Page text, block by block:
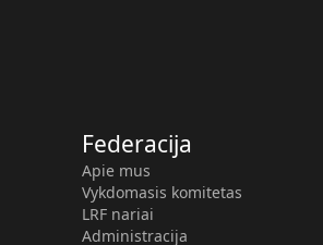
Federacija
Apie mus
Vykdomasis komitetas
LRF nariai
Administracija